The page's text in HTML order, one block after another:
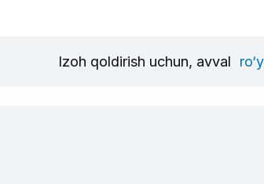
Izoh qoldirish uchun, avval